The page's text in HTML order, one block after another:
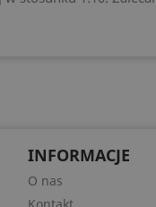
INFORMACJE
O nas